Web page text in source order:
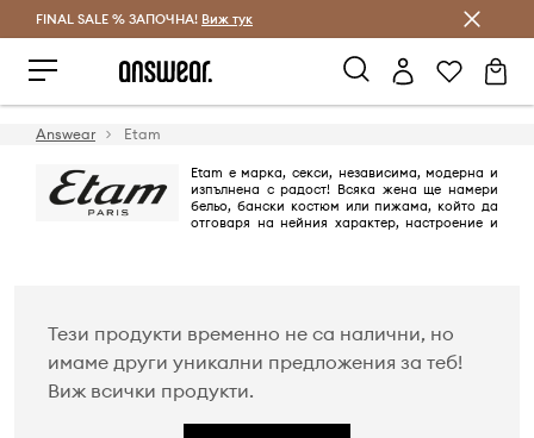
Спестявай с Answear Club
FINAL SALE % ЗАПОЧНА! Виж тук
Answear Etam
Etam е марка, секси, независима, модерна и
изпълнена с радост! Всяка жена ще намери
бельо, бански костюм или пижама, който да
отговаря на нейния характер, настроение и
Тези продукти временно не са налични, но
имаме други уникални предложения за теб!
Виж всички продукти.